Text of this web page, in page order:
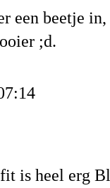
een beetje
;d.
is heel erg